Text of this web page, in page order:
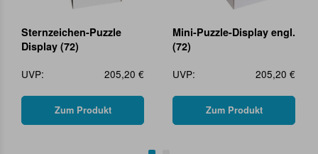
Sternzeichen-Puzzle
Display (72)
UVP:
205,20 €
Zum Produkt
Mini-Puzzle-Display engl.
(72)
UVP:
205,20 €
Zum Produkt